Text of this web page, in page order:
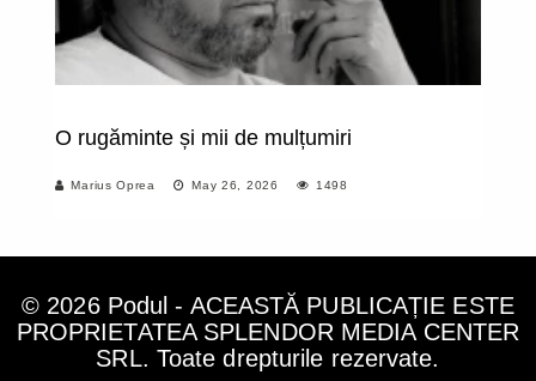
O rugăminte și mii de mulțumiri
Marius Oprea May 26, 2026 1498
© 2026 Podul - ACEASTĂ PUBLICAȚIE ESTE
PROPRIETATEA SPLENDOR MEDIA CENTER
SRL. Toate drepturile rezervate.